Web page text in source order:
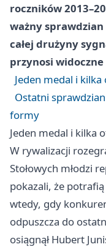
roczników
ważny
całej drużyny
przynosi
Jeden medal i
Ostatni
formy
Jeden medal i kilka
W rywalizacji
Stołowych młodzi
pokazali, że
wtedy, gdy
odpuszcza do
osiągnął Hubert